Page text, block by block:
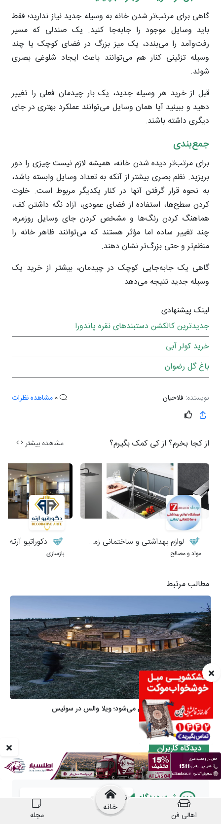
مجله
خانه
اهالی فن